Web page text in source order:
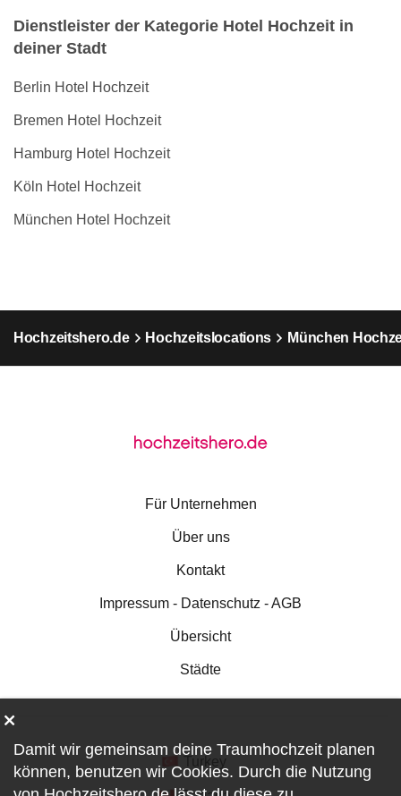
Dienstleister der Kategorie Hotel Hochzeit in
deiner Stadt
Berlin Hotel Hochzeit
Bremen Hotel Hochzeit
Hamburg Hotel Hochzeit
Köln Hotel Hochzeit
München Hotel Hochzeit
Hochzeitshero.de Hochzeitslocations München
Für Unternehmen
Über uns
Kontakt
Impressum - Datenschutz - AGB
Übersicht
Städte
Damit wir gemeinsam deine Traumhochzeit planen
können, benutzen wir Cookies. Durch die Nutzung